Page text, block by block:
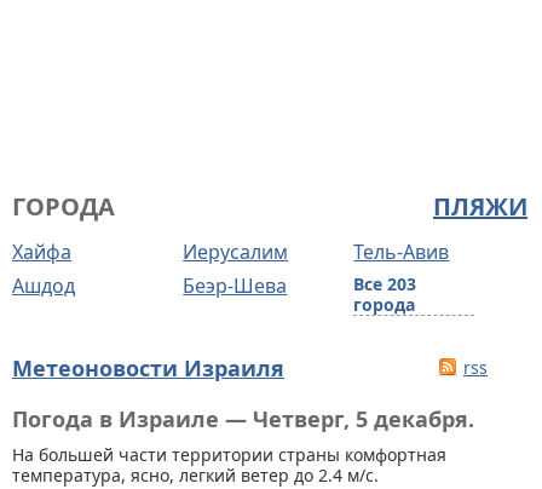
ПЛЯЖИ
ГОРОДА
Хайфа Иерусалим
Тель-Авив
Ашдод
Беэр-Шева
Все 203
города
Метеоновости Израиля rss
Погода в Израиле — Четверг, 5 декабря.
На большей части территории страны комфортная
температура, ясно, легкий ветер до 2.4 м/с.